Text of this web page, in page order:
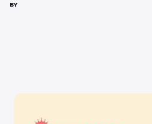
dan media sosial. Pemantauan
BY